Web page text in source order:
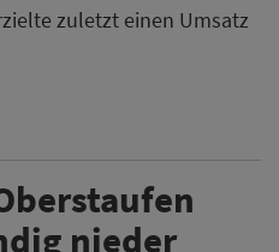
zuletzt einen Umsatz
nieder